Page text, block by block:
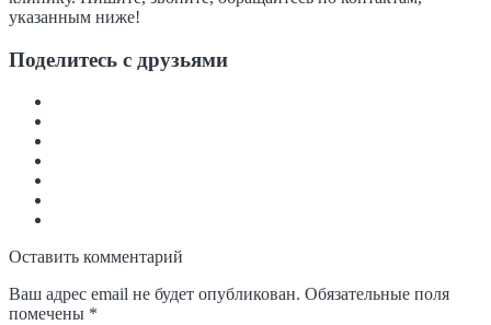
указанным ниже!
Поделитесь с друзьями
Оставить комментарий
Ваш адрес email не будет опубликован. Обязательные поля
помечены *